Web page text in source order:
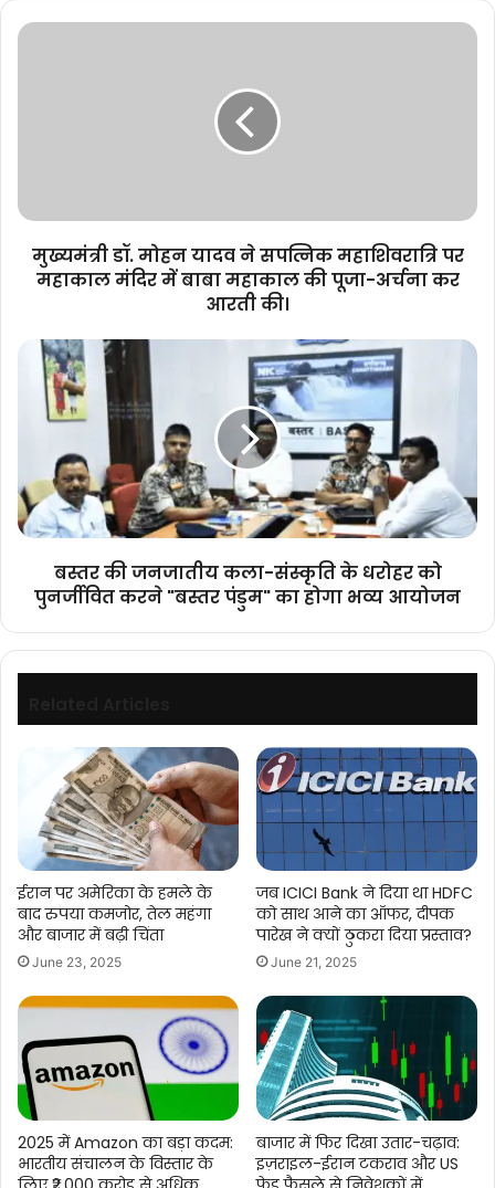
मुख्यमंत्री
महाकाल
पूजा-
अर्चना
आरती
मुख्यमंत्री डॉ. मोहन यादव ने सपत्निक महाशिवरात्रि पर
महाकाल मंदिर में बाबा महाकाल की पूजा-अर्चना कर
आरती की।
बस्तर
जनजातीय
कला-
धरोहर
को
पुनर्जीवित
पंडुम"
होगा
भव्य
बस्तर की जनजातीय कला-संस्कृति के धरोहर को
पुनर्जीवित करने "बस्तर पंडुम" का होगा भव्य आयोजन
ईरान पर अमेरिका के हमले के
बाद रुपया कमजोर, तेल महंगा
और बाजार में बढ़ी चिंता
June 23, 2025
जब ICICI Bank ने दिया था HDFC
को साथ आने का ऑफर, दीपक
पारेख ने क्यों ठुकरा दिया प्रस्ताव?
June 21, 2025
2025 में Amazon का बड़ा कदम:
भारतीय संचालन के विस्तार के
बाजार में फिर दिखा उतार-चढ़ाव:
इज़राइल-ईरान टकराव और US